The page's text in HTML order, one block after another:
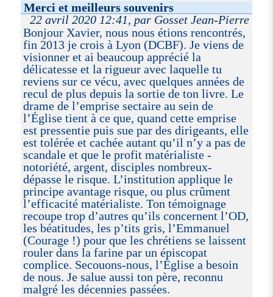
Merci et meilleurs souvenirs
22 avril 2020 12:41, par Gosset Jean-Pierre
Bonjour Xavier, nous nous étions rencontrés,
fin 2013 je crois à Lyon (DCBF). Je viens de
visionner et ai beaucoup apprécié la
délicatesse et la rigueur avec laquelle tu
reviens sur ce vécu, avec quelques années de
recul de plus depuis la sortie de ton livre. Le
drame de l’emprise sectaire au sein de
l’Église tient à ce que, quand cette emprise
est pressentie puis sue par des dirigeants, elle
est tolérée et cachée autant qu’il n’y a pas de
scandale et que le profit matérialiste -
notoriété, argent, disciples nombreux-
dépasse le risque. L’institution applique le
principe avantage risque, ou plus crûment
l’efficacité matérialiste. Ton témoignage
recoupe trop d’autres qu’ils concernent l’OD,
les béatitudes, les p’tits gris, l’Emmanuel
(Courage !) pour que les chrétiens se laissent
rouler dans la farine par un épiscopat
complice. Secouons-nous, l’Église a besoin
de nous. Je salue aussi ton père, reconnu
malgré les décennies passées.